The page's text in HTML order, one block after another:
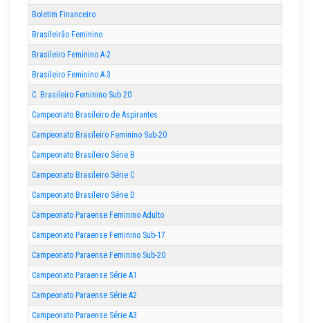
Boletim Financeiro
Brasileirão Feminino
Brasileiro Feminino A-2
Brasileiro Feminino A-3
C. Brasileiro Feminino Sub 20
Campeonato Brasileiro de Aspirantes
Campeonato Brasileiro Feminino Sub-20
Campeonato Brasileiro Série B
Campeonato Brasileiro Série C
Campeonato Brasileiro Série D
Campeonato Paraense Feminino Adulto
Campeonato Paraense Feminino Sub-17
Campeonato Paraense Feminino Sub-20
Campeonato Paraense Série A1
Campeonato Paraense Série A2
Campeonato Paraense Série A3